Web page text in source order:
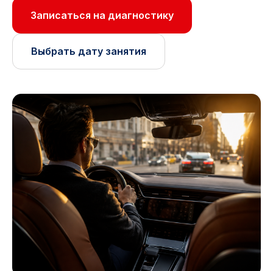
Записаться на диагностику
Выбрать дату занятия